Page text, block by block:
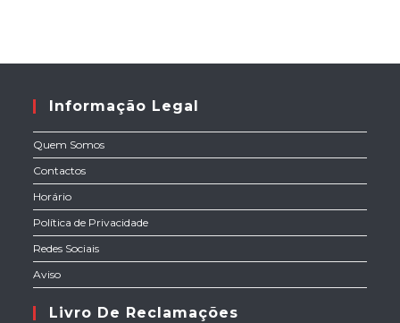
Informação Legal
Quem Somos
Contactos
Horário
Política de Privacidade
Redes Sociais
Aviso
Livro De Reclamações